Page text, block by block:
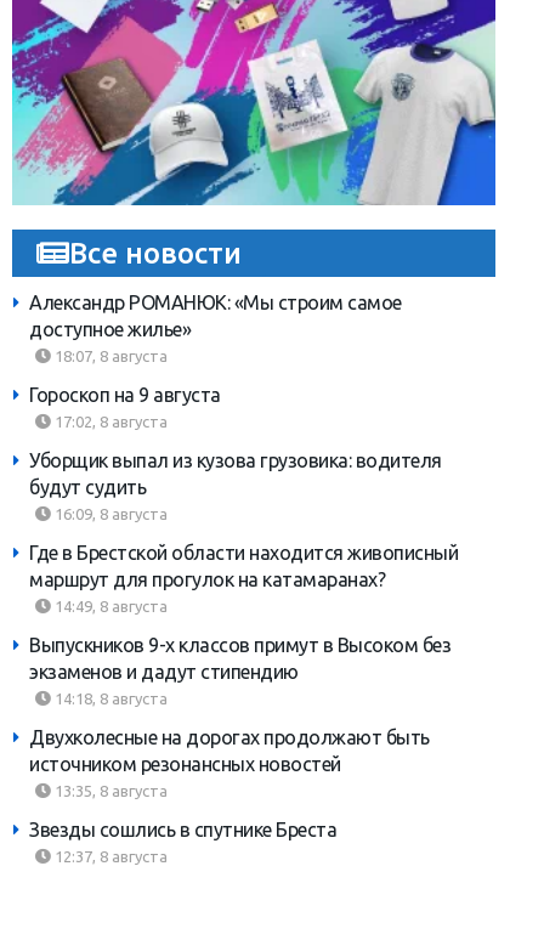
Все новости
Александр РОМАНЮК: «Мы строим самое
доступное жилье»
18:07, 8 августа
Гороскоп на 9 августа
17:02, 8 августа
Уборщик выпал из кузова грузовика: водителя
будут судить
16:09, 8 августа
Где в Брестской области находится живописный
маршрут для прогулок на катамаранах?
14:49, 8 августа
Выпускников 9-х классов примут в Высоком без
экзаменов и дадут стипендию
14:18, 8 августа
Двухколесные на дорогах продолжают быть
источником резонансных новостей
13:35, 8 августа
Звезды сошлись в спутнике Бреста
12:37, 8 августа